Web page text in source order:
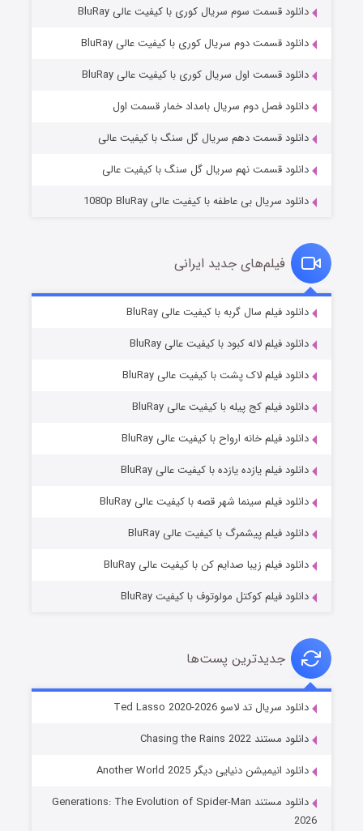
مردگان متحرک: شهر مرده ۳
قسمت۲ (زیرنویس) منتشر شد
قسمت۷ (زیرنویس) منتشر شد
خاندان اژدها فصل ۳
دانلود قسمت سوم سریال کوری با کیفیت عالی BluRay
دانلود قسمت دوم سریال کوری با کیفیت عالی BluRay
دانلود قسمت اول سریال کوری با کیفیت عالی BluRay
دانلود فصل دوم سریال بامداد خمار قسمت اول
دانلود قسمت دهم سریال گل سنگ با کیفیت عالی
دانلود قسمت نهم سریال گل سنگ با کیفیت عالی
دانلود سریال بی عاطفه با کیفیت عالی 1080p BluRay
فیلم‌های جدید ایرانی
دانلود فیلم سال گربه با کیفیت عالی BluRay
دانلود فیلم لاله کبود با کیفیت عالی BluRay
دانلود فیلم لاک پشت با کیفیت عالی BluRay
دانلود فیلم کج‌ پیله با کیفیت عالی BluRay
دانلود فیلم خانه ارواح با کیفیت عالی BluRay
دانلود فیلم یازده یازده با کیفیت عالی BluRay
دانلود فیلم سینما شهر قصه با کیفیت عالی BluRay
دانلود فیلم پیشمرگ با کیفیت عالی BluRay
دانلود فیلم زیبا صدایم کن با کیفیت عالی BluRay
دانلود فیلم کوکتل مولوتوف با کیفیت BluRay
جدیدترین پست‌ها
دانلود سریال تد لاسو Ted Lasso 2020-2026
دانلود مستند Chasing the Rains 2022
دانلود انیمیشن دنیایی دیگر Another World 2025
دانلود مستند Generations: The Evolution of Spider-Man
2026